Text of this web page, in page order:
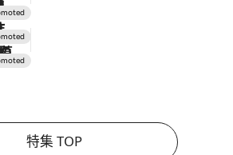
味
特集 TOP